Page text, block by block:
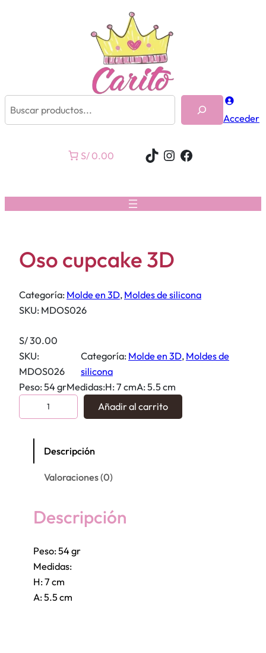
Acceder
S/ 0.00 TikTok
Instagram
Facebook
Oso cupcake 3D
Categoría: Molde en 3D, Moldes de silicona
SKU: MDOS026
S/30.00
SKU:
MDOS026
Categoría: Molde en 3D, Moldes de
silicona
Peso: 54 grMedidas:H: 7 cmA: 5.5 cm
s
Añadir al carrito
Descripción
Valoraciones (0)
Descripción
Peso: 54 gr
Medidas:
H: 7 cm
A: 5.5 cm